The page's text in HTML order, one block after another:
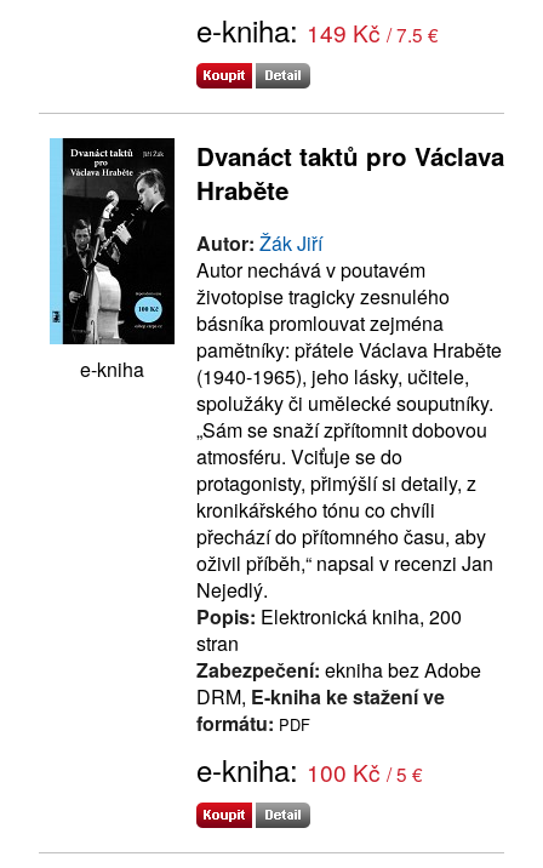
e-kniha: 149 Kč / 7.5 €
e-kniha
Dvanáct taktů pro Václava
Hraběte
Autor: Žák Jiří
Autor nechává v poutavém
životopise tragicky zesnulého
básníka promlouvat zejména
pamětníky: přátele Václava Hraběte
(1940-1965), jeho lásky, učitele,
spolužáky či umělecké souputníky.
„Sám se snaží zpřítomnit dobovou
atmosféru. Vciťuje se do
protagonisty, přimýšlí si detaily, z
kronikářského tónu co chvíli
přechází do přítomného času, aby
oživil příběh,“ napsal v recenzi Jan
Nejedlý.
Popis: Elektronická kniha, 200
stran
Zabezpečení: ekniha bez Adobe
DRM, E-kniha ke stažení ve
formátu: PDF
e-kniha: 100 Kč / 5 €